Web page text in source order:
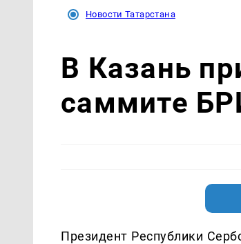
Новости Татарстана
В Казань
саммите
Президент Республики